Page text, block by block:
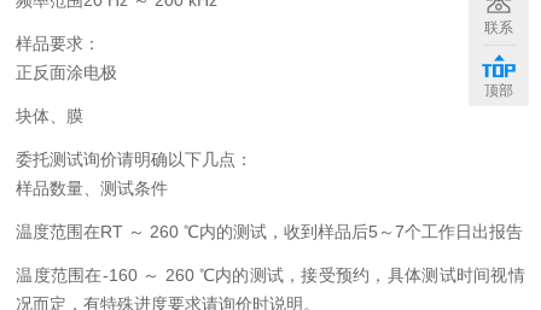
样品要求：
正反面涂电极
块体、膜
委托测试询价请明确以下几点：
样品数量、测试条件
温度范围在RT ～ 260℃内的测试，收到样品后5～7个工作日出报告
温度范围在-160 ～ 260 ℃内的测试，接受预约，具体测试时间视情
况而定，有特殊进度要求请询价时说明。
联系
顶部